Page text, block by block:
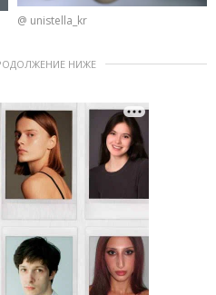
@ unistella_kr
НИЖЕ